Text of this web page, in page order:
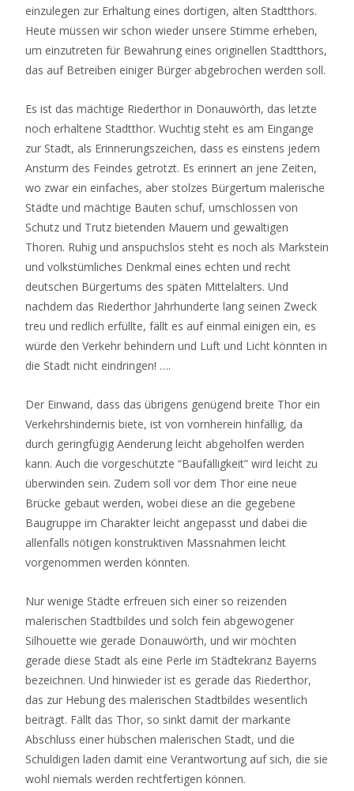
einzulegen zur Erhaltung eines dortigen, alten Stadtthors.
Heute müssen wir schon wieder unsere Stimme erheben,
um einzutreten für Bewahrung eines originellen Stadtthors,
das auf Betreiben einiger Bürger abgebrochen werden soll.
Es ist das mächtige Riederthor in Donauwörth, das letzte
noch erhaltene Stadtthor. Wuchtig steht es am Eingange
zur Stadt, als Erinnerungszeichen, dass es einstens jedem
Ansturm des Feindes getrotzt. Es erinnert an jene Zeiten,
wo zwar ein einfaches, aber stolzes Bürgertum malerische
Städte und mächtige Bauten schuf, umschlossen von
Schutz und Trutz bietenden Mauern und gewaltigen
Thoren. Ruhig und anspuchslos steht es noch als Markstein
und volkstümliches Denkmal eines echten und recht
deutschen Bürgertums des späten Mittelalters. Und
nachdem das Riederthor Jahrhunderte lang seinen Zweck
treu und redlich erfüllte, fällt es auf einmal einigen ein, es
würde den Verkehr behindern und Luft und Licht könnten in
die Stadt nicht eindringen! ….
Der Einwand, dass das übrigens genügend breite Thor ein
Verkehrshindernis biete, ist von vornherein hinfällig, da
durch geringfügig Aenderung leicht abgeholfen werden
kann. Auch die vorgeschützte “Baufälligkeit” wird leicht zu
überwinden sein. Zudem soll vor dem Thor eine neue
Brücke gebaut werden, wobei diese an die gegebene
Baugruppe im Charakter leicht angepasst und dabei die
allenfalls nötigen konstruktiven Massnahmen leicht
vorgenommen werden könnten.
Nur wenige Städte erfreuen sich einer so reizenden
malerischen Stadtbildes und solch fein abgewogener
Silhouette wie gerade Donauwörth, und wir möchten
gerade diese Stadt als eine Perle im Städtekranz Bayerns
bezeichnen. Und hinwieder ist es gerade das Riederthor,
das zur Hebung des malerischen Stadtbildes wesentlich
beiträgt. Fällt das Thor, so sinkt damit der markante
Abschluss einer hübschen malerischen Stadt, und die
Schuldigen laden damit eine Verantwortung auf sich, die sie
wohl niemals werden rechtfertigen können.